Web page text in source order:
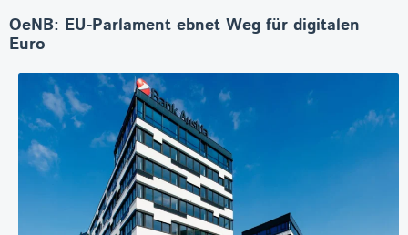
OeNB: EU-Parlament ebnet Weg für digitalen
Euro